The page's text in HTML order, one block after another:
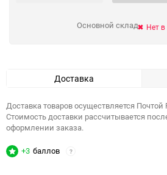
Основной склад Нет
Доставка
Доставка товаров осуществляется
Стоимость доставки рассчитывается
оформлении заказа.
+3 баллов ?